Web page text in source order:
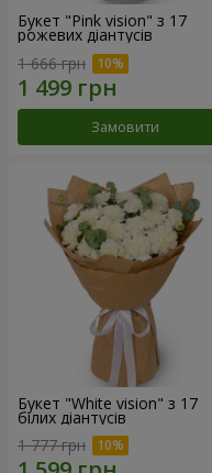
Букет "Pink vision" з 17
рожевих діантусів
1 666 грн
Замовити
Букет "White vision" з 17
білих діантусів
1 777 грн